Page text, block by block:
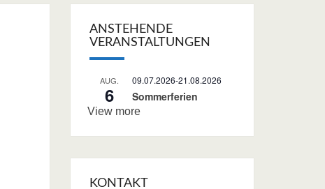
ANSTEHENDE
VERANSTALTUNGEN
AUG.
6
09.07.2026-21.08.2026
Sommerferien
View more
KONTAKT